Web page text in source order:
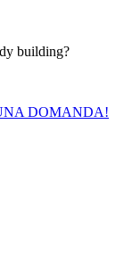
building?
DOMANDA!